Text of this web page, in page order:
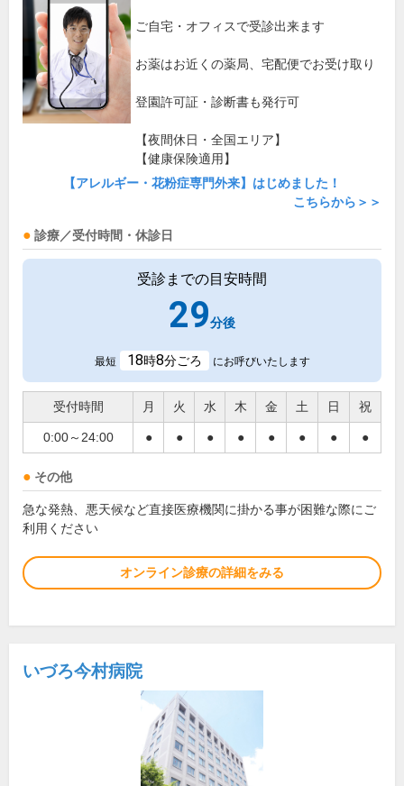
ご自宅・オフィスで受診出来ます
お薬はお近くの薬局、宅配便でお受け取り
登園許可証・診断書も発行可
【夜間休日・全国エリア】
【健康保険適用】
【アレルギー・花粉症専門外来】はじめました！
こちらから＞＞
診療／受付時間・休診日
受診までの目安時間
29分後
最短 18時8分ごろ にお呼びいたします
受付時間 月 火 水 木 金 土 日 祝
0:00～24:00 ● ● ● ● ● ● ● ●
その他
急な発熱、悪天候など直接医療機関に掛かる事が困難な際にご
利用ください
オンライン診療の詳細をみる
いづろ今村病院